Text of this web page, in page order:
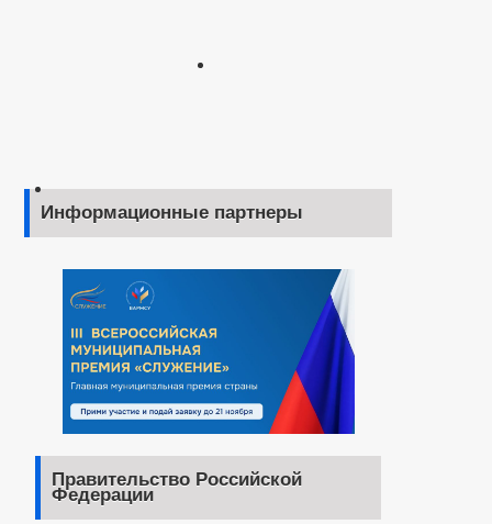
Информационные партнеры
Правительство Российской
Федерации